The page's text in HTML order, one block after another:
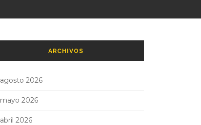
ARCHIVOS
agosto 2026
mayo 2026
abril 2026